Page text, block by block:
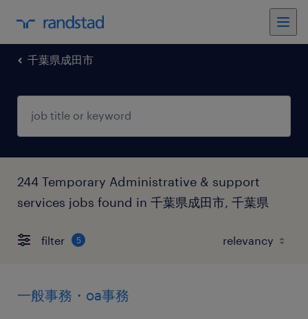
千葉県成田市
244 Temporary Administrative & support
services jobs found in 千葉県成田市, 千葉県
filter 5
一般事務・oa事務